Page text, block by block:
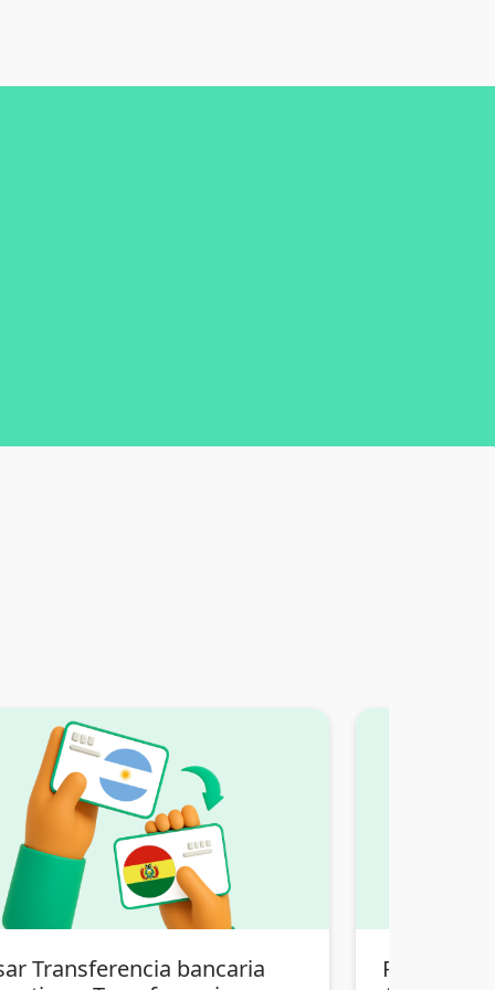
Transferencia bancaria
Pasar